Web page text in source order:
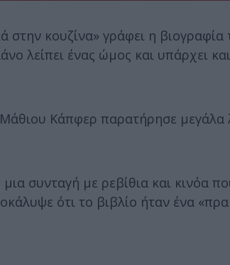
στην κουζίνα» γράφει η
λείπει ένας ώμος και υπάρχει
Κάπφερ παρατήρησε μεγάλα
συνταγή με ρεβίθια και κινόα
ότι το βιβλίο ήταν ένα